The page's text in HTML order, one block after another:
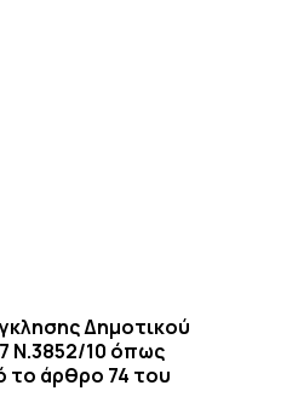
Δημοτικού
Ν.3852/10 όπως
το άρθρο 74 του